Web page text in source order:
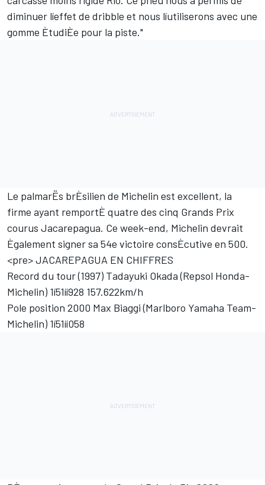
diminuer líeffet de dribble et nous líutiliserons avec une
gomme ÈtudiÈe pour la piste."
Le palmarËs brÈsilien de Michelin est excellent, la
firme ayant remportÈ quatre des cinq Grands Prix
courus Jacarepagua. Ce week-end, Michelin devrait
Ègalement signer sa 54e victoire consÈcutive en 500.
<pre> JACAREPAGUA EN CHIFFRES
Record du tour (1997) Tadayuki Okada (Repsol Honda-
Michelin) 1í51íí928 157.622km/h
Pole position 2000 Max Biaggi (Marlboro Yamaha Team-
Michelin) 1í51íí058